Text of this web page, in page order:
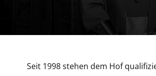
Seit 1998 stehen dem Hof